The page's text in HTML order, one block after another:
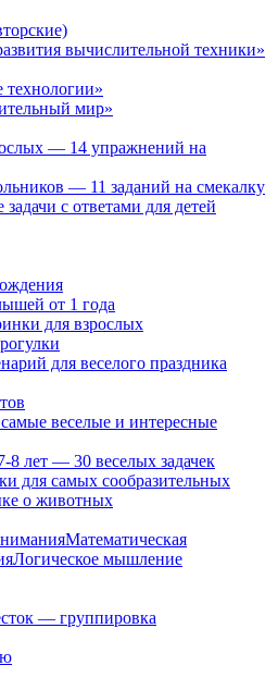
вычислительной техники»
мир»
— 14 упражнений на
— 11 заданий на смекалку
с ответами для детей
от 1 года
для взрослых
для веселого праздника
веселые и интересные
8 лет — 30 веселых задачек
для самых сообразительных
о животных
Математическая
Логическое мышление
— группировка